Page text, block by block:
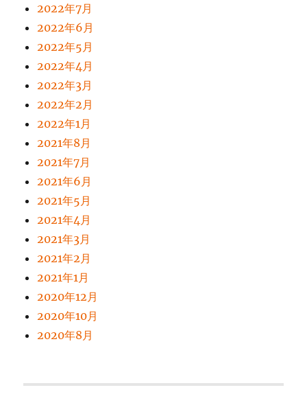
2022年7月
2022年6月
2022年5月
2022年4月
2022年3月
2022年2月
2022年1月
2021年8月
2021年7月
2021年6月
2021年5月
2021年4月
2021年3月
2021年2月
2021年1月
2020年12月
2020年10月
2020年8月